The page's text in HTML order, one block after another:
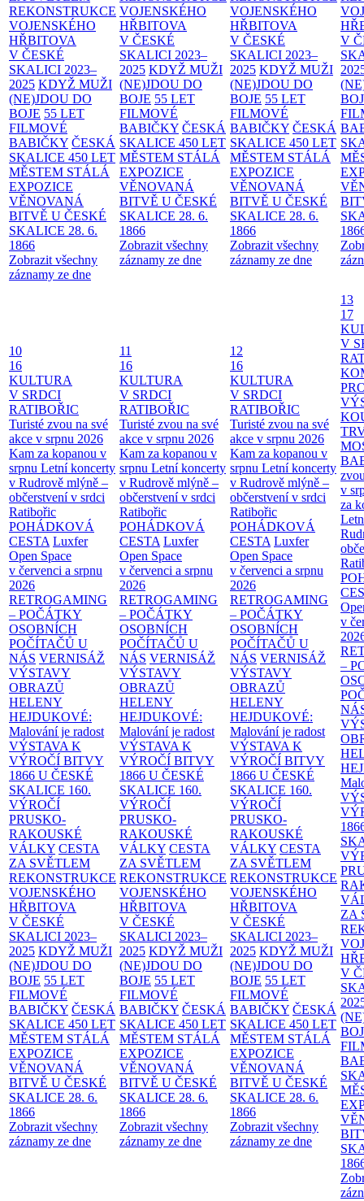
REKONSTRUKCE
VOJENSKÉHO
HŘBITOVA
V ČESKÉ
SKALICI 2023–
2025 KDYŽ MUŽI
(NE)JDOU DO
BOJE 55 LET
FILMOVÉ
BABIČKY ČESKÁ
SKALICE 450 LET
MĚSTEM STÁLÁ
EXPOZICE
VĚNOVANÁ
BITVĚ U ČESKÉ
SKALICE 28. 6.
1866
Zobrazit všechny
záznamy ze dne
VOJENSKÉHO
HŘBITOVA
V ČESKÉ
SKALICI 2023–
2025 KDYŽ MUŽI
(NE)JDOU DO
BOJE 55 LET
FILMOVÉ
BABIČKY ČESKÁ
SKALICE 450 LET
MĚSTEM STÁLÁ
EXPOZICE
VĚNOVANÁ
BITVĚ U ČESKÉ
SKALICE 28. 6.
1866
Zobrazit všechny
záznamy ze dne
VOJENSKÉHO
HŘBITOVA
V ČESKÉ
SKALICI 2023–
2025 KDYŽ MUŽI
(NE)JDOU DO
BOJE 55 LET
FILMOVÉ
BABIČKY ČESKÁ
SKALICE 450 LET
MĚSTEM STÁLÁ
EXPOZICE
VĚNOVANÁ
BITVĚ U ČESKÉ
SKALICE 28. 6.
1866
Zobrazit všechny
záznamy ze dne
V
10
16
KULTURA
V SRDCI
RATIBOŘIC
Turisté zvou na své
akce v srpnu 2026
Kam za kopanou v
srpnu Letní koncerty
v Rudrově mlýně –
občerstvení v srdci
Ratibořic
POHÁDKOVÁ
CESTA Luxfer
Open Space
v červenci a srpnu
2026
RETROGAMING
– POČÁTKY
OSOBNÍCH
POČÍTAČŮ U
NÁS VERNISÁŽ
VÝSTAVY
OBRAZŮ
HELENY
HEJDUKOVÉ:
Malování je radost
VÝSTAVA K
VÝROČÍ BITVY
1866 U ČESKÉ
SKALICE 160.
VÝROČÍ
PRUSKO-
RAKOUSKÉ
VÁLKY CESTA
ZA SVĚTLEM
REKONSTRUKCE
VOJENSKÉHO
HŘBITOVA
V ČESKÉ
SKALICI 2023–
2025 KDYŽ MUŽI
(NE)JDOU DO
BOJE 55 LET
FILMOVÉ
BABIČKY ČESKÁ
SKALICE 450 LET
MĚSTEM STÁLÁ
EXPOZICE
VĚNOVANÁ
BITVĚ U ČESKÉ
SKALICE 28. 6.
1866
Zobrazit všechny
záznamy ze dne
11
16
KULTURA
V SRDCI
RATIBOŘIC
Turisté zvou na své
akce v srpnu 2026
Kam za kopanou v
srpnu Letní koncerty
v Rudrově mlýně –
občerstvení v srdci
Ratibořic
POHÁDKOVÁ
CESTA Luxfer
Open Space
v červenci a srpnu
2026
RETROGAMING
– POČÁTKY
OSOBNÍCH
POČÍTAČŮ U
NÁS VERNISÁŽ
VÝSTAVY
OBRAZŮ
HELENY
HEJDUKOVÉ:
Malování je radost
VÝSTAVA K
VÝROČÍ BITVY
1866 U ČESKÉ
SKALICE 160.
VÝROČÍ
PRUSKO-
RAKOUSKÉ
VÁLKY CESTA
ZA SVĚTLEM
REKONSTRUKCE
VOJENSKÉHO
HŘBITOVA
V ČESKÉ
SKALICI 2023–
2025 KDYŽ MUŽI
(NE)JDOU DO
BOJE 55 LET
FILMOVÉ
BABIČKY ČESKÁ
SKALICE 450 LET
MĚSTEM STÁLÁ
EXPOZICE
VĚNOVANÁ
BITVĚ U ČESKÉ
SKALICE 28. 6.
1866
Zobrazit všechny
záznamy ze dne
12
16
KULTURA
V SRDCI
RATIBOŘIC
Turisté zvou na své
akce v srpnu 2026
Kam za kopanou v
srpnu Letní koncerty
v Rudrově mlýně –
občerstvení v srdci
Ratibořic
POHÁDKOVÁ
CESTA Luxfer
Open Space
v červenci a srpnu
2026
RETROGAMING
– POČÁTKY
OSOBNÍCH
POČÍTAČŮ U
NÁS VERNISÁŽ
VÝSTAVY
OBRAZŮ
HELENY
HEJDUKOVÉ:
Malování je radost
VÝSTAVA K
VÝROČÍ BITVY
1866 U ČESKÉ
SKALICE 160.
VÝROČÍ
PRUSKO-
RAKOUSKÉ
VÁLKY CESTA
ZA SVĚTLEM
REKONSTRUKCE
VOJENSKÉHO
HŘBITOVA
V ČESKÉ
SKALICI 2023–
2025 KDYŽ MUŽI
(NE)JDOU DO
BOJE 55 LET
FILMOVÉ
BABIČKY ČESKÁ
SKALICE 450 LET
MĚSTEM STÁLÁ
EXPOZICE
VĚNOVANÁ
BITVĚ U ČESKÉ
SKALICE 28. 6.
1866
Zobrazit všechny
záznamy ze dne
13
17
V
v
za
v
–
ZA
V